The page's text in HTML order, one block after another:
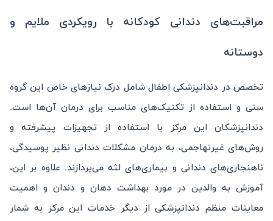
مراقبت‌های دندانی کودکانه با رویکردی ملایم و
دوستانه
تخصص در دندانپزشکی اطفال شامل درک نیازهای خاص این گروه
سنی و استفاده از تکنیک‌های مناسب برای درمان آن‌ها است.
دندانپزشکان این مرکز با استفاده از تجهیزات پیشرفته و
روش‌های غیرتهاجمی، به درمان مشکلات دندانی نظیر پوسیدگی،
ناهنجاری‌های دندانی و بیماری‌های لثه می‌پردازند. علاوه بر این،
آموزش به والدین در مورد بهداشت دهان و دندان و اهمیت
معاینات منظم دندانپزشکی از دیگر خدمات این مرکز به شمار